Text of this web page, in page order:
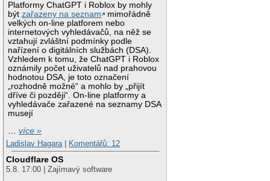
Platformy ChatGPT i Roblox by mohly
býtzařazeny na seznam
mimořádně
velkých on-line platforem nebo
internetových vyhledávačů, na něž se
vztahují zvláštní podmínky podle
nařízení o digitálních službách (DSA).
Vzhledem k tomu, že ChatGPT i Roblox
oznámily počet uživatelů nad prahovou
hodnotou DSA, je toto označení
„rozhodně možné“ a mohlo by „přijít
dříve či později“. On-line platformy a
vyhledávače zařazené na seznamy DSA
musejí
…více »
Ladislav Hagara| Komentářů: 12
Cloudflare OS
5.8. 17:00 | Zajímavý software